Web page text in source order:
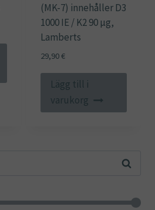
(MK-7) innehåller D3
1000 IE / K2 90 µg,
Lamberts
29,90€
Lägg till i
varukorg
Sök